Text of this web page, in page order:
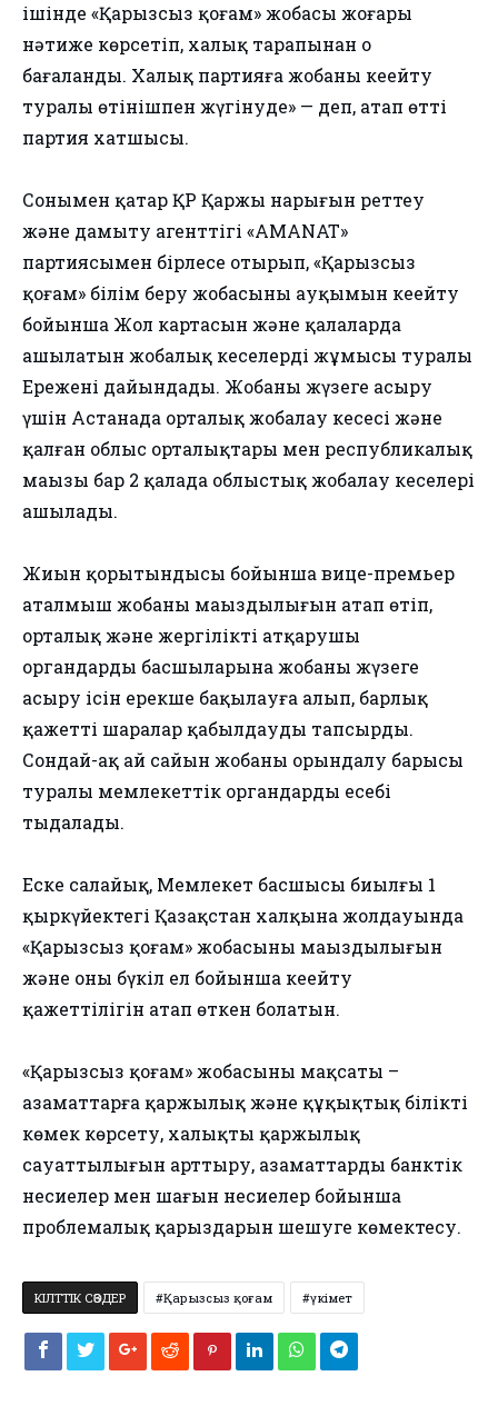
ішінде «Қарызсыз қоғам» жобасы жоғары
нәтиже көрсетіп, халық тарапынан оң
бағаланды. Халық партияға жобаны кеңейту
туралы өтінішпен жүгінуде» — деп, атап өтті
партия хатшысы.
Сонымен қатар ҚР Қаржы нарығын реттеу
және дамыту агенттігі «АМАNАТ»
партиясымен бірлесе отырып, «Қарызсыз
қоғам» білім беру жобасының ауқымын кеңейту
бойынша Жол картасын және қалаларда
ашылатын жобалық кеңселердің жұмысы туралы
Ережені дайындады. Жобаны жүзеге асыру
үшін Астанада орталық жобалау кеңсесі және
қалған облыс орталықтары мен республикалық
маңызы бар 2 қалада облыстық жобалау кеңселері
ашылады.
Жиын қорытындысы бойынша вице-премьер
аталмыш жобаның маңыздылығын атап өтіп,
орталық және жергілікті атқарушы
органдардың басшыларына жобаны жүзеге
асыру ісін ерекше бақылауға алып, барлық
қажетті шаралар қабылдауды тапсырды.
Сондай-ақ ай сайын жобаның орындалу барысы
туралы мемлекеттік органдардың есебі
тыңдалады.
Еске салайық, Мемлекет басшысы биылғы 1
қыркүйектегі Қазақстан халқына жолдауында
«Қарызсыз қоғам» жобасының маңыздылығын
және оны бүкіл ел бойынша кеңейту
қажеттілігін атап өткен болатын.
«Қарызсыз қоғам» жобасының мақсаты –
азаматтарға қаржылық және құқықтық білікті
көмек көрсету, халықтың қаржылық
сауаттылығын арттыру, азаматтардың банктік
несиелер мен шағын несиелер бойынша
проблемалық қарыздарын шешуге көмектесу.
КІЛТТІК СӨЗДЕР Қарызсыз қоғам үкімет